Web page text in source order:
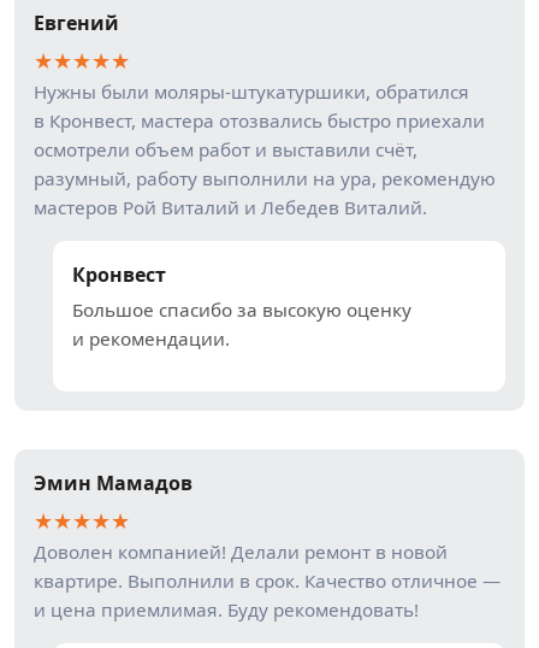
Евгений
★★★★★
Нужны были моляры-штукатуршики, обратился
в Кронвест, мастера отозвались быстро приехали
осмотрели объем работ и выставили счёт,
разумный, работу выполнили на ура, рекомендую
мастеров Рой Виталий и Лебедев Виталий.
Кронвест
Большое спасибо за высокую оценку
и рекомендации.
Эмин Мамадов
★★★★★
Доволен компанией! Делали ремонт в новой
квартире. Выполнили в срок. Качество отличное —
и цена приемлимая. Буду рекомендовать!